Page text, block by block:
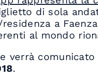
di sola
a
al mondo
verrà comunicato
.